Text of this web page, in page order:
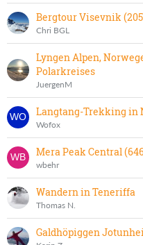
Bergtour Visevnik
Chri BGL
Lyngen Alpen,
Polarkreises
JuergenM
Langtang-Trekking in
Wofox
Mera Peak Central
wbehr
Wandern in Teneriffa
Thomas N.
Galdhöpiggen